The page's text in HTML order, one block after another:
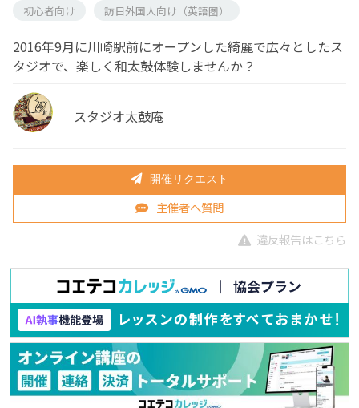
初心者向け 訪日外国人向け（英語圏）
2016年9月に川崎駅前にオープンした綺麗で広々としたス
タジオで、楽しく和太鼓体験しませんか？
スタジオ太鼓庵
開催リクエスト
主催者へ質問
違反報告はこちら